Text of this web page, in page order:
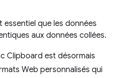
essentiel que les données
aux données collées.
Clipboard est désormais
Web personnalisés qui